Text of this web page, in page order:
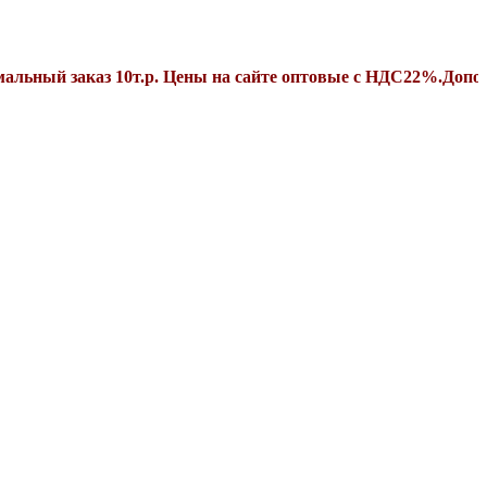
заказ 10т.р. Цены на сайте оптовые с